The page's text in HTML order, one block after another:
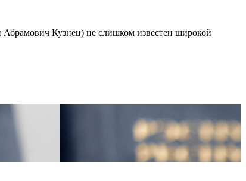
Абрамович Кузнец) не слишком известен широкой